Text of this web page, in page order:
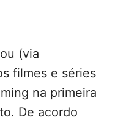
(via
filmes e séries
na primeira
De acordo